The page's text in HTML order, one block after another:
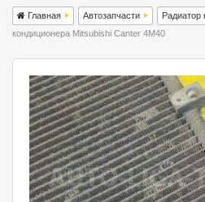
Главная Автозапчасти Радиатор
кондиционера Mitsubishi Canter 4M40